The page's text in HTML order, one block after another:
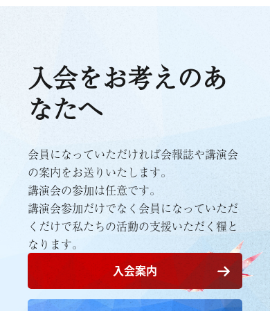
入会をお考えのあ
なたへ
会員になっていただければ会報誌や講演会
の案内をお送りいたします。
講演会の参加は任意です。
講演会参加だけでなく会員になっていただ
くだけで私たちの活動の支援いただく糧と
なります。
入会案内